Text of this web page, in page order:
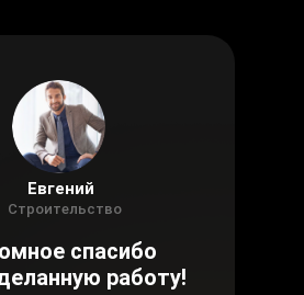
Евгений
Строительство
спасибо
работу!